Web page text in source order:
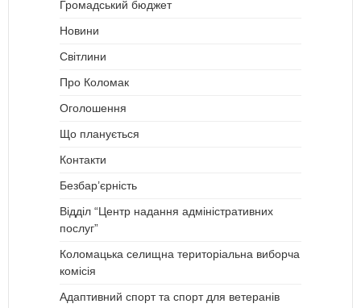
Громадський бюджет
Новини
Світлини
Про Коломак
Оголошення
Що планується
Контакти
Безбар’єрність
Відділ “Центр надання адміністративних
послуг”
Коломацька селищна територіальна виборча
комісія
Адаптивний спорт та спорт для ветеранів